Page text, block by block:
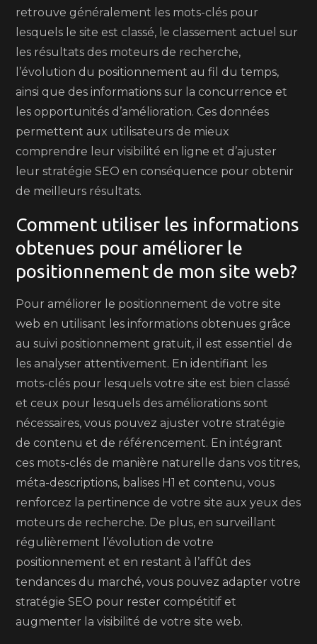
retrouve généralement les mots-clés pour
lesquels le site est classé, le classement actuel sur
les résultats des moteurs de recherche,
l’évolution du positionnement au fil du temps,
ainsi que des informations sur la concurrence et
les opportunités d’amélioration. Ces données
permettent aux utilisateurs de mieux
comprendre leur visibilité en ligne et d’ajuster
leur stratégie SEO en conséquence pour obtenir
de meilleurs résultats.
Comment utiliser les informations
obtenues pour améliorer le
positionnement de mon site web?
Pour améliorer le positionnement de votre site
web en utilisant les informations obtenues grâce
au suivi positionnement gratuit, il est essentiel de
les analyser attentivement. En identifiant les
mots-clés pour lesquels votre site est bien classé
et ceux pour lesquels des améliorations sont
nécessaires, vous pouvez ajuster votre stratégie
de contenu et de référencement. En intégrant
ces mots-clés de manière naturelle dans vos titres,
méta-descriptions, balises H1 et contenu, vous
renforcez la pertinence de votre site aux yeux des
moteurs de recherche. De plus, en surveillant
régulièrement l’évolution de votre
positionnement et en restant à l’affût des
tendances du marché, vous pouvez adapter votre
stratégie SEO pour rester compétitif et
augmenter la visibilité de votre site web.